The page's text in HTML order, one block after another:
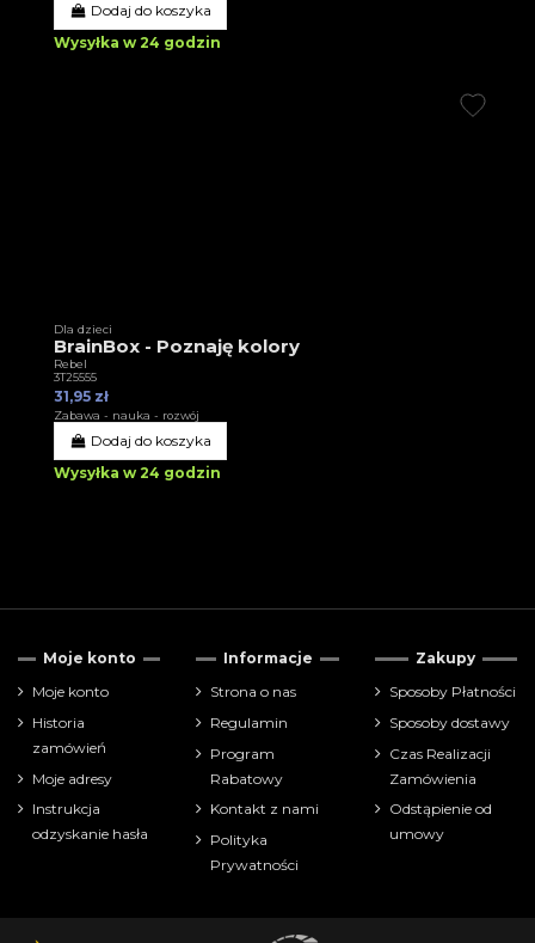
Dodaj do koszyka
Wysyłka w 24 godzin
Dla dzieci
BrainBox - Poznaję kolory
Rebel
3T25555
31,95 zł
Zabawa - nauka - rozwój
Dodaj do koszyka
Wysyłka w 24 godzin
Moje konto
Moje konto
Historia
zamówień
Moje adresy
Instrukcja
odzyskanie hasła
Informacje
Strona o nas
Regulamin
Program
Rabatowy
Kontakt z nami
Polityka
Prywatności
Zakupy
Sposoby Płatności
Sposoby dostawy
Czas Realizacji
Zamówienia
Odstąpienie od
umowy